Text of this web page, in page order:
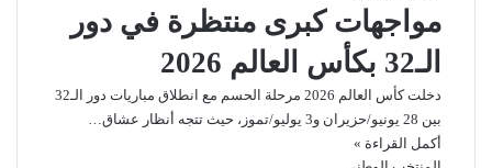
مواجهات كبرى منتظرة في دور
الـ32 بكأس العالم 2026
دخلت كأس العالم 2026 مرحلة الحسم مع انطلاق مباريات دور الـ32
بين 28 يونيو/حزيران و3 يوليو/تموز، حيث تتجه أنظار عشاق…
أكمل القراءة »